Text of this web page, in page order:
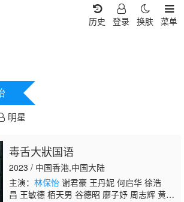
菜单
换肤
登录
历史
明星
毒舌大狀国语
2023 / 中国香港,中国大陆
主演： 林保怡谢君豪 王丹妮 何启华 徐浩
昌 王敏德 栢天男 谷德昭 廖子妤 周志辉 黄子